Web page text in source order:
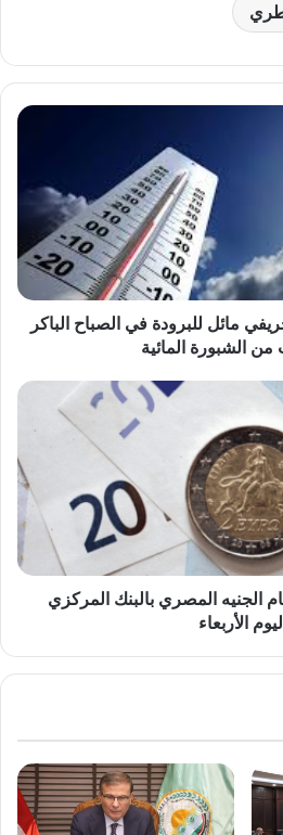
مائل للبرودة في الصباح الباكر
من الشبورة المائية
الجنيه المصري بالبنك المركزي
الأربعاء